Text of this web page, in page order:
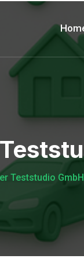
Teststudio GmbH